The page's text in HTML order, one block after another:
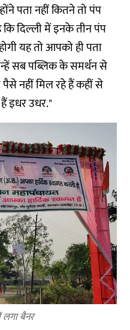
पता नहीं कितने तो पंप
दिल्ली में इनके तीन पंप
यह तो आपको ही पता
सब पब्लिक के समर्थन से
पैसे नहीं मिल रहे हैं कहीं से
इधर उधर."
लगा बैनर